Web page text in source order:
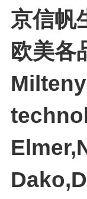
京信帆
欧美